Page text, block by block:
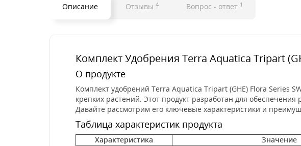
Описание Отзывы 4 Вопрос - ответ 1
Комплект Удобрения Terra Aquatica Tripart
О продукте
Комплект удобрений Terra Aquatica Tripart (GHE) Flora Series
крепких растений. Этот продукт разработан для
Давайте рассмотрим его ключевые характеристики и
Таблица характеристик продукта
Характеристика
Значение